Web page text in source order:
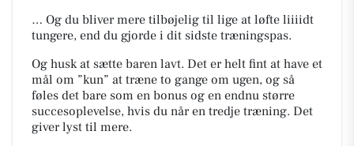
… Og du bliver mere tilbøjelig til lige at løfte liiiidt
tungere, end du gjorde i dit sidste træningspas.
Og husk at sætte baren lavt. Det er helt fint at have et
mål om ”kun” at træne to gange om ugen, og så
føles det bare som en bonus og en endnu større
succesoplevelse, hvis du når en tredje træning. Det
giver lyst til mere.